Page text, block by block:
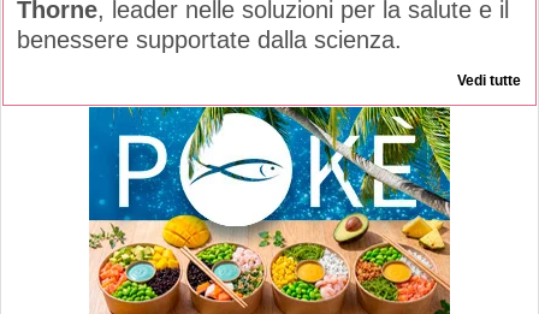
Thorne, leader nelle soluzioni per la salute e il
benessere supportate dalla scienza.
Vedi tutte